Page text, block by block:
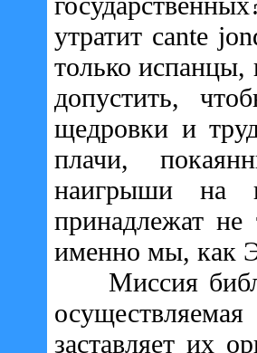
утратит cante
только испанцы,
допустить,
щедровки и
плачи,
наигрыши на
принадлежат
именно мы, как
Миссия
заставляет их